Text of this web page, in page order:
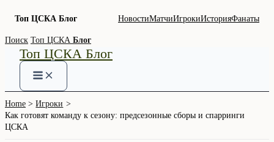
Топ ЦСКА Блог НовостиМатчиИгрокиИсторияФанаты
Skip
content
Поиск Топ ЦСКА Блог
Топ ЦСКА Блог
Home
Игроки
Как готовят команду к сезону: предсезонные сборы и спарринги
ЦСКА